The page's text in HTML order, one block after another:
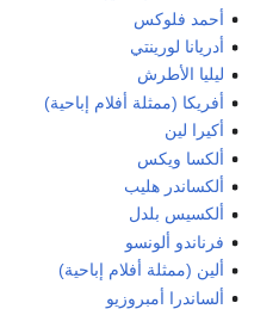
أحمد فلوكس
أدريانا لورينتي
ليليا الأطرش
أفريكا (ممثلة أفلام إباحية)
أكيرا لين
ألكسا ويكس
ألكساندر هليب
ألكسيس بلدل
فرناندو ألونسو
ألين (ممثلة أفلام إباحية)
ألساندرا أمبروزيو